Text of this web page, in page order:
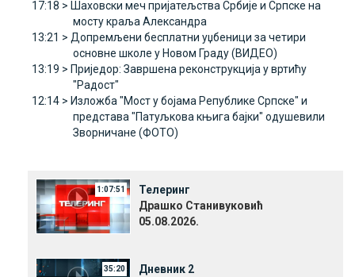
17:18 > Шаховски меч пријатељства Србије и Српске на
мосту краља Александра
13:21 > Допремљени бесплатни уџбеници за четири
основне школе у Новом Граду (ВИДЕО)
13:19 > Приједор: Завршена реконструкција у вртићу
"Радост"
12:14 > Изложба "Мост у бојама Републике Српске" и
представа "Патуљкова књига бајки" одушевили
Зворничане (ФОТО)
1:07:51
Телеринг
Драшко Станивуковић
05.08.2026.
35:20
Дневник 2